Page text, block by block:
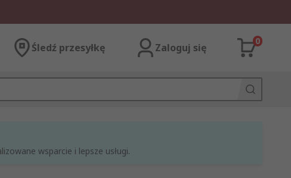
Śledź przesyłkę Zaloguj się
0
wsparcie i lepsze usługi.